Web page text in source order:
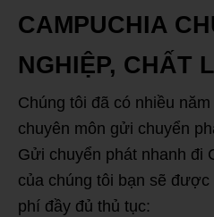
CAMPUCHIA
NGHIỆP, CHẤT
Chúng tôi đã có nhiều
chuyên môn gửi chuyển
Gửi chuyển phát nhanh đi
của chúng tôi bạn sẽ
phí đầy đủ thủ tục: